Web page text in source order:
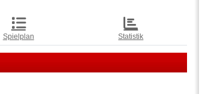
Spielplan Statistik